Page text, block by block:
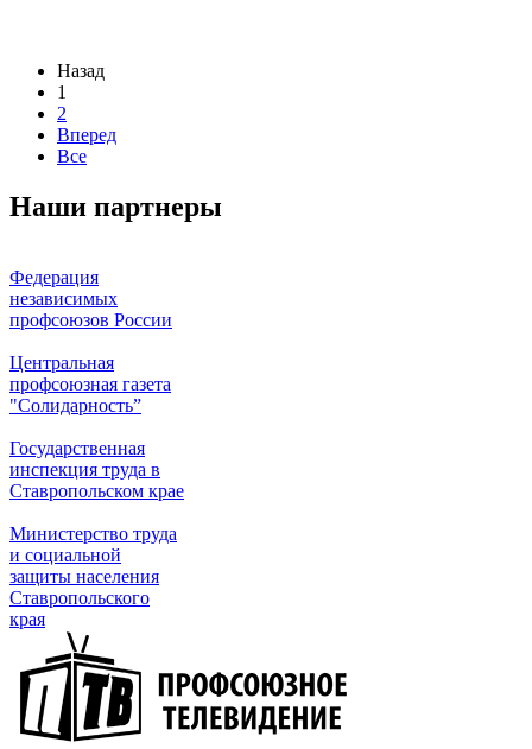
Назад
1
2
Вперед
Все
Наши партнеры
Федерация
независимых
профсоюзов России
Центральная
профсоюзная газета
"Солидарность”
Государственная
инспекция труда в
Ставропольском крае
Министерство труда
и социальной
защиты населения
Ставропольского
края